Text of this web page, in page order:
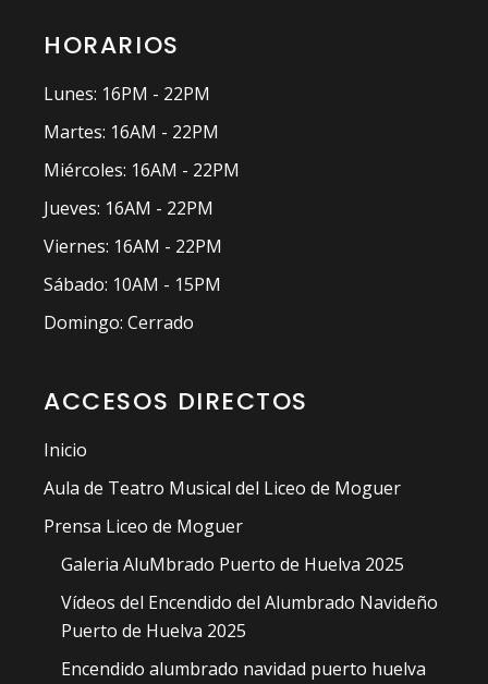
HORARIOS
Lunes: 16PM - 22PM
Martes: 16AM - 22PM
Miércoles: 16AM - 22PM
Jueves: 16AM - 22PM
Viernes: 16AM - 22PM
Sábado: 10AM - 15PM
Domingo: Cerrado
ACCESOS DIRECTOS
Inicio
Aula de Teatro Musical del Liceo de Moguer
Prensa Liceo de Moguer
Galeria AluMbrado Puerto de Huelva 2025
Vídeos del Encendido del Alumbrado Navideño
Puerto de Huelva 2025
Encendido alumbrado navidad puerto huelva